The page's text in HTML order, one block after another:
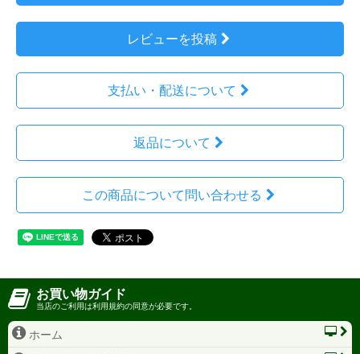
レビューを投稿
支払い・配送について
返品について
この商品について問い合わせる
お買い物ガイド
当店のご利用は利用規約の同意が必要です。
ホーム